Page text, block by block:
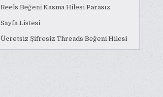
Reels Beğeni Kasma Hilesi Parasız
Sayfa Listesi
Ücretsiz Şifresiz Threads Beğeni Hilesi